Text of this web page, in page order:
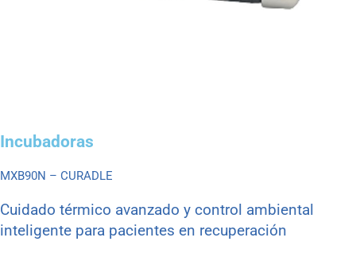
Incubadoras
MXB90N – CURADLE
Cuidado térmico avanzado y control ambiental
inteligente para pacientes en recuperación